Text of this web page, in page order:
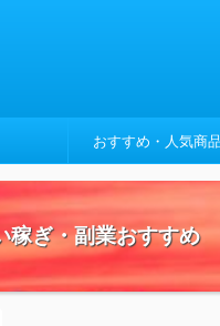
おすすめ・人気商品
稼ぎ・副業おすすめ